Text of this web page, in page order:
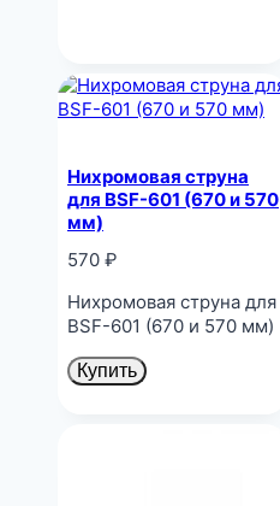
Нихромовая струна
для BSF-601 (670 и 570
мм)
570 ₽
Нихромовая струна для
BSF-601 (670 и 570 мм)
Купить